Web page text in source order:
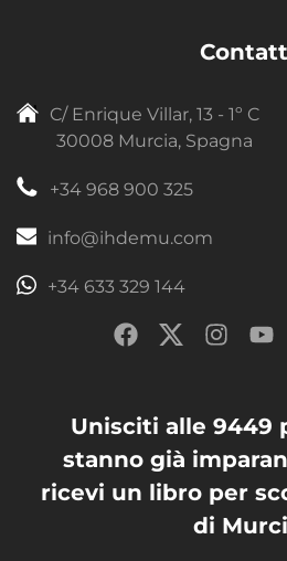
C/ Enrique Villar, 13 - 1º C
30008 Murcia, Spagna
+34 968 900 325
info@ihdemu.com
+34 633 329 144
Unisciti alle 9449
stanno già
ricevi un libro per
di